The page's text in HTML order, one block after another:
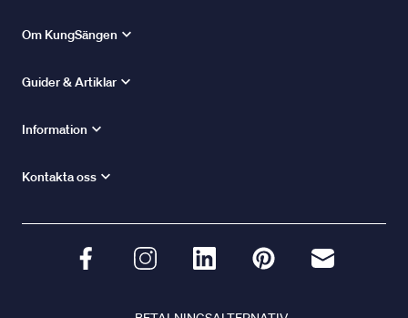
Om KungSängen
Guider & Artiklar
Information
Kontakta oss